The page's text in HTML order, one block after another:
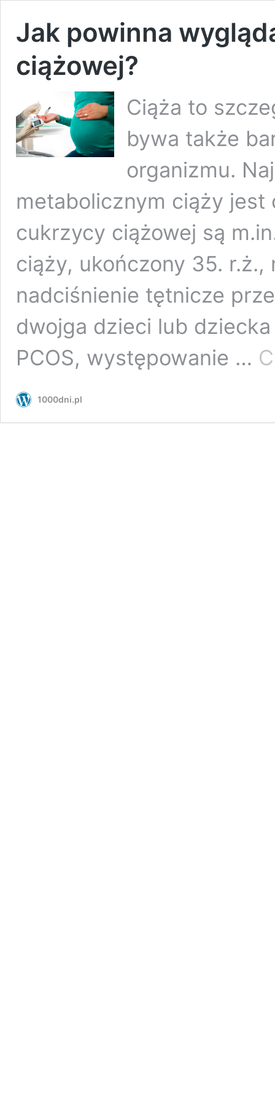
Jak powinna
ciążowej?
Ciąża to
bywa także
organizmu.
metabolicznym ciąży
cukrzycy ciążowej są
ciąży, ukończony 35. r.ż.,
nadciśnienie tętnicze
dwojga dzieci lub
PCOS, występowanie …
1000dni.pl